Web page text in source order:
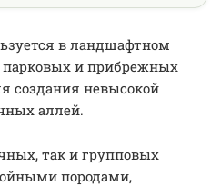
в ландшафтном
и прибрежных
создания невысокой
аллей.
так и групповых
породами,